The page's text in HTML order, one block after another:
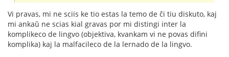
Vi pravas, mi ne sciis ke tio estas la temo de ĉi tiu diskuto, kaj
mi ankaŭ ne scias kial gravas por mi distingi inter la
komplikeco de lingvo (objektiva, kvankam vi ne povas difini
komplika) kaj la malfacileco de la lernado de la lingvo.